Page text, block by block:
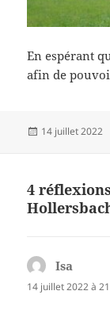
En espérant
afin de
Publié
14 juillet 2022
4
Isa
14 juillet 2022 à